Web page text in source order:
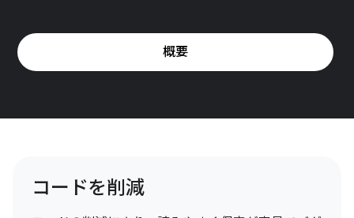
概要
コードを削減